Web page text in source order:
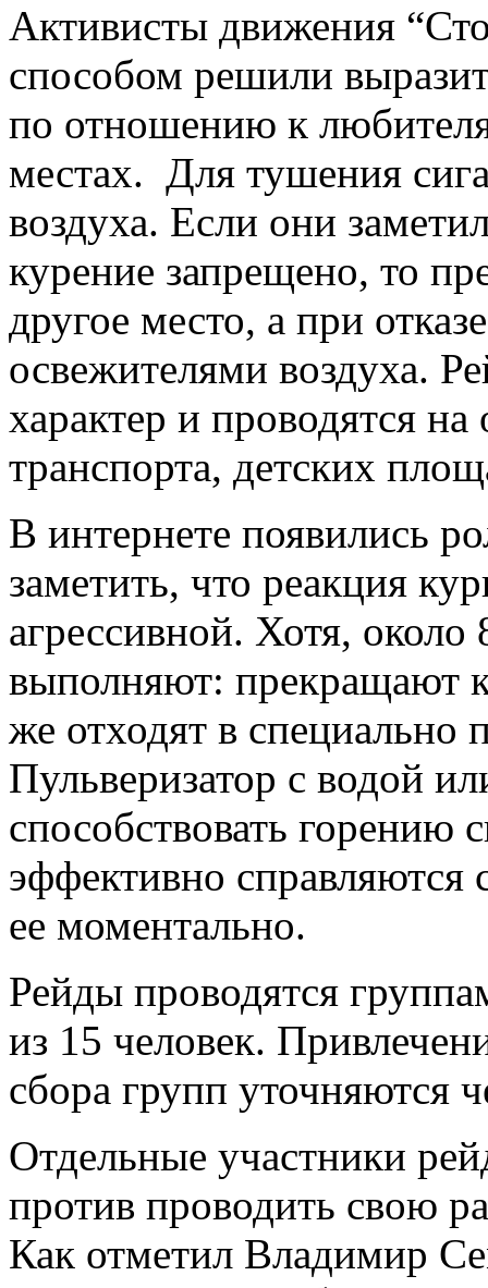
Активисты движения
способом решили
по отношению к
местах. Для тушения
воздуха. Если они
курение запрещено, то
другое место, а при
освежителями воздуха.
характер и проводятся
транспорта, детских
В интернете появились
заметить, что реакция
агрессивной. Хотя,
выполняют: прекращают
же отходят в специально
Пульверизатор с водой
способствовать горению
эффективно справляются
ее моментально.
Рейды проводятся
из 15 человек.
сбора групп уточняются
Отдельные участники
против проводить свою
Как отметил Владимир